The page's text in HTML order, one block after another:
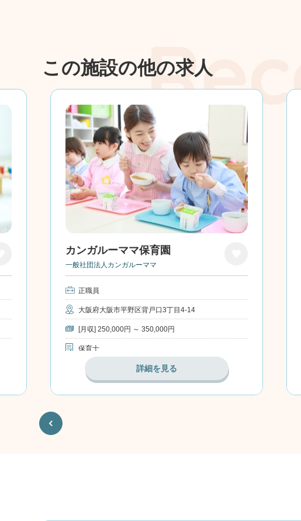
この施設の他の求人
Previous
カンガルーママ保育園
一般社団法人カンガルーママ
り
正職員
大阪府大阪市平野区背戸口3丁目4-14
[月収] 250,000円 ～ 350,000円
保育士
詳細を見る